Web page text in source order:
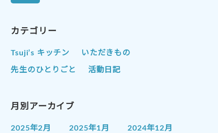
カテゴリー
Tsuji’s キッチン いただきもの
先生のひとりごと 活動日記
月別アーカイブ
2025年2月 2025年1月 2024年12月